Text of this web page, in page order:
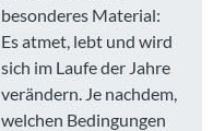
besonderes Material:
Es atmet, lebt und wird
sich im Laufe der Jahre
verändern. Je nachdem,
welchen Bedingungen